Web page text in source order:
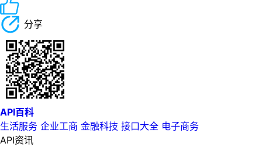
分享
API百科
生活服务 企业工商 金融科技 接口大全 电子商务
API资讯